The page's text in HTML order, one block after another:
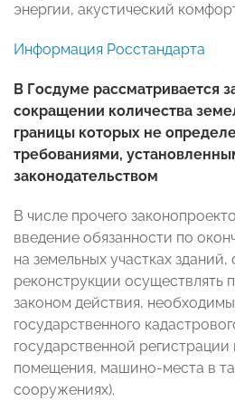
энергии, акустический
Информация Росстандарта
В Госдуме рассматривается
сокращении количества
границы которых не
требованиями,
законодательством
В числе прочего
введение обязанности по
на земельных участках
реконструкции осуществлять
законом действия,
государственного
государственной регистрации
помещения, машино-места в
сооружениях).